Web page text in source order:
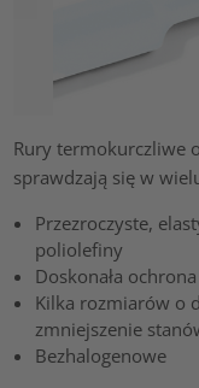
Rury termokurczliwe
sprawdzają się w
Przezroczyste,
poliolefiny
Doskonała
Kilka rozmiarów o
zmniejszenie
Bezhalogenowe